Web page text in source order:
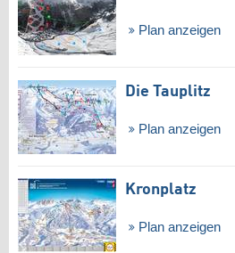
Plan anzeigen
Die Tauplitz
Plan anzeigen
Kronplatz
Plan anzeigen